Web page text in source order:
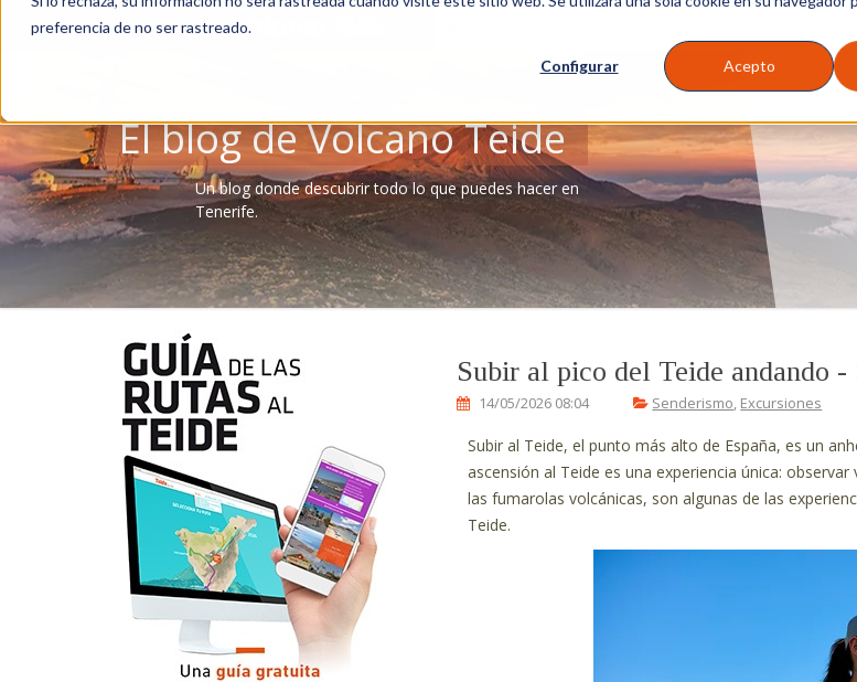
preferencia de no ser rastreado.
Configurar Acepto
El blog de Volcano Teide
Un blog donde descubrir todo lo que puedes hacer en
Tenerife.
Subir al pico del Teide andando -
14/05/2026 08:04 Senderismo, Excursiones
Subir al Teide, el punto más alto de España, es un
ascensión al Teide es una experiencia única:
las fumarolas volcánicas, son algunas de las
Teide.